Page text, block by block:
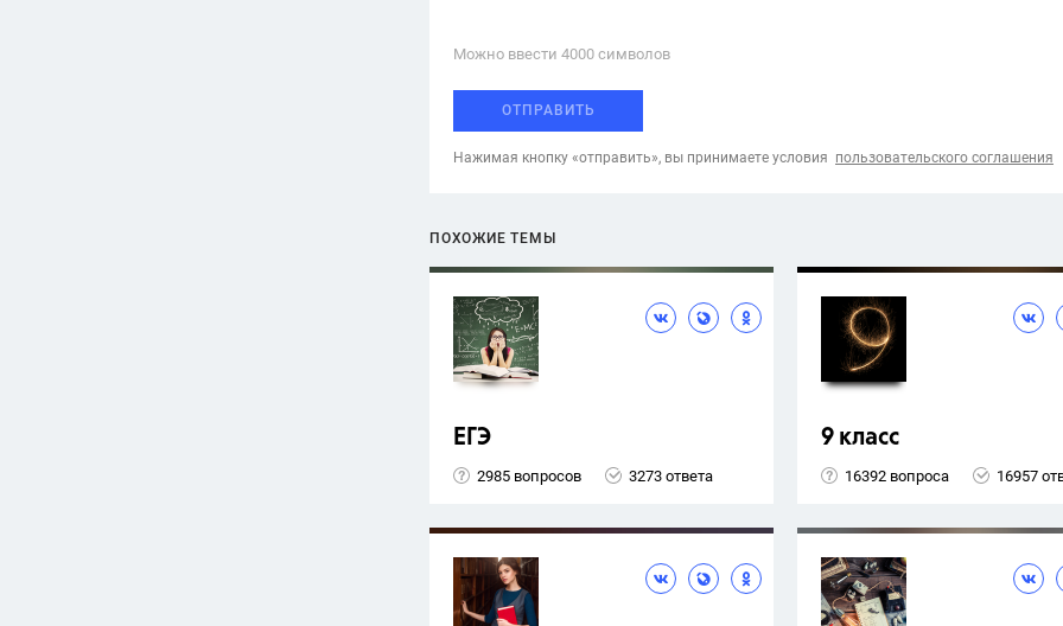
Можно ввести 4000 cимволов
ОТПРАВИТЬ
Нажимая кнопку «отправить», вы принимаете условия пользовательского соглашения
ПОХОЖИЕ ТЕМЫ
ЕГЭ
2985 вопросов 3273 ответа
9 класс
16392 вопроса 16957